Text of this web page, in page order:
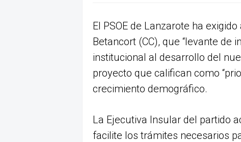
El PSOE de Lanzarote ha
Betancort (CC), que “levante de
institucional al desarrollo del
proyecto que califican como
crecimiento demográfico.
La Ejecutiva Insular del partido
facilite los trámites necesarios